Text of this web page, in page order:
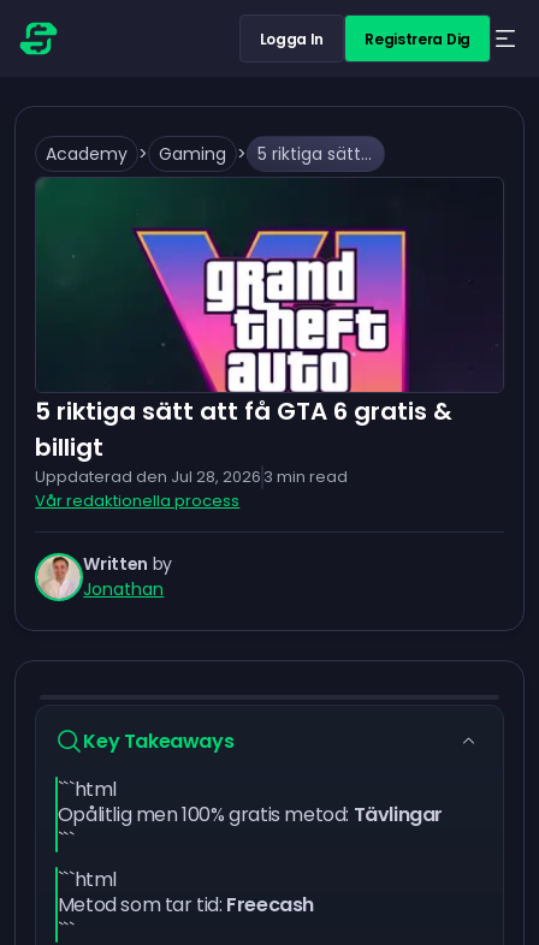
Logga In Registrera Dig
Academy > Gaming > 5 riktiga sätt att få GTA 6 gratis & billigt
5 riktiga sätt att få GTA 6 gratis &
billigt
Uppdaterad den Jul 28, 2026 3 min read
Vår redaktionella process
Written by
Jonathan
Key Takeaways
```html
Opålitlig men 100% gratis metod: Tävlingar
```
```html
Metod som tar tid: Freecash
```